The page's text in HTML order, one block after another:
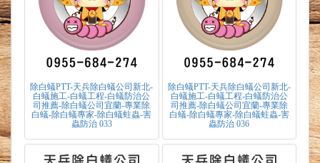
除白蟻PTT-天兵除白蟻公司新北-
白蟻施工-白蟻工程-白蟻防治公
司推薦-除白蟻公司宜蘭-專業除
白蟻-除白蟻專家-除白蟻蛀蟲-害
蟲防治 033
除白蟻PTT-天兵除白蟻公司新北-
白蟻施工-白蟻工程-白蟻防治公
司推薦-除白蟻公司宜蘭-專業除
白蟻-除白蟻專家-除白蟻蛀蟲-害
蟲防治 036